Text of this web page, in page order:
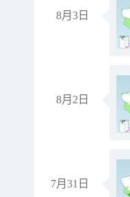
8月3日
8月2日
7月31日